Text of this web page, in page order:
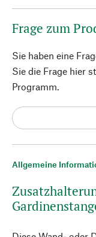
Allgemeine
Frage zum
Sie haben eine
Sie die Frage hier
Programm.